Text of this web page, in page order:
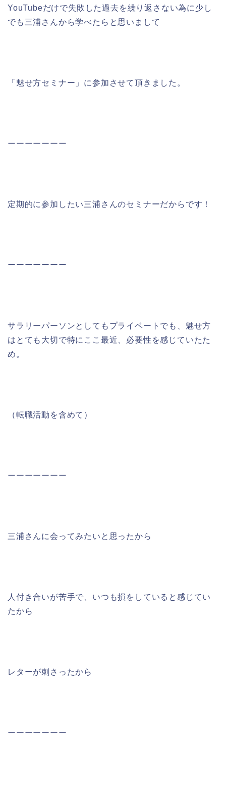
YouTubeだけで失敗した過去を繰り返さない為に少し
でも三浦さんから学べたらと思いまして
「魅せ方セミナー」に参加させて頂きました。
ーーーーーーー
定期的に参加したい三浦さんのセミナーだからです！
ーーーーーーー
サラリーパーソンとしてもプライベートでも、魅せ方
はとても大切で特にここ最近、必要性を感じていたた
め。
（転職活動を含めて）
ーーーーーーー
三浦さんに会ってみたいと思ったから
人付き合いが苦手で、いつも損をしていると感じてい
たから
レターが刺さったから
ーーーーーーー